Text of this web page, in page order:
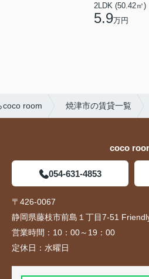
2LDK (50.42㎡)
5.9万円
coco room 焼津市の賃貸一覧
coco
054-631-4853
〒426-0067
静岡県藤枝市前島１丁目7-51
営業時間： 10：00～19：00
定休日： 水曜日